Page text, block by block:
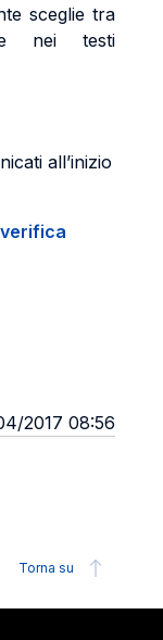
sceglie tra
nei testi
all’inizio
2017 08:56
Torna su